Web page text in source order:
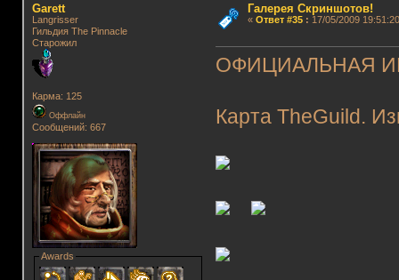
Garett
Langrisser
Гильдия The Pinnacle
Старожил
Карма: 125
Оффлайн
Сообщений: 667
Awards
Галерея Скриншотов!
« Ответ #35: 17/05/2009
ОФИЦИАЛЬНАЯ
Карта TheGuild.